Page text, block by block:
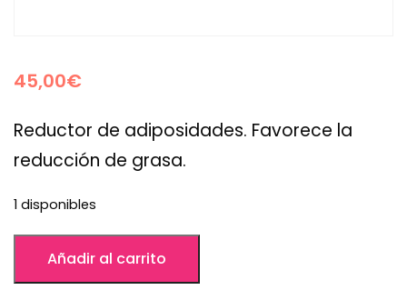
45,00€
Reductor de adiposidades. Favorece la
reducción de grasa.
1 disponibles
Añadir al carrito